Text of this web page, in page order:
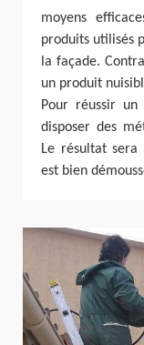
moyens
produits utilisés
la façade.
un produit
Pour réussir
disposer des
Le résultat
est bien